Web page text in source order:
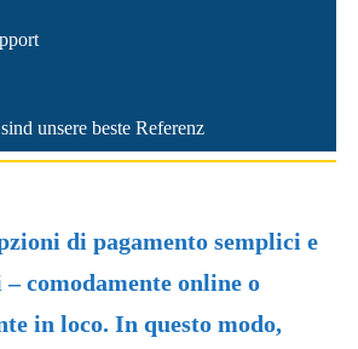
unsere beste Referenz
di pagamento semplici e
comodamente online o
in loco. In questo modo,